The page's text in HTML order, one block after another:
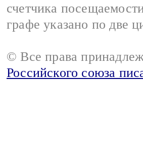
счетчика
графе указано по две
© Все права
Российского союза